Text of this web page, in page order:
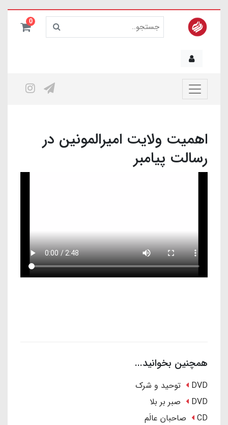
0
اهمیت ولایت امیرالمونین در
رسالت پیامبر
همچنین بخوانید...
DVD توحید و شرک
DVD صبر بر بلا
CD صاحبان عالَم